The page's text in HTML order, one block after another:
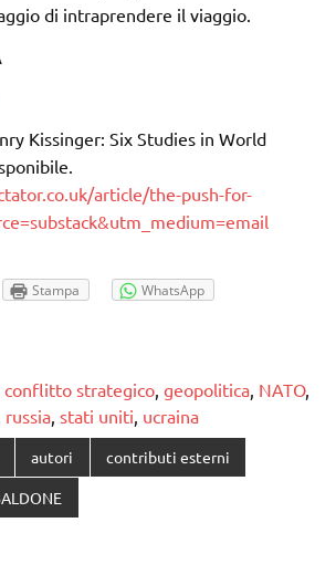
di intraprendere il viaggio.
Kissinger: Six Studies in World
article/the-push-for-
Stampa
WhatsApp
conflitto strategico geopolitica NATO,
russia stati uniti ucraina
autori contributi esterni